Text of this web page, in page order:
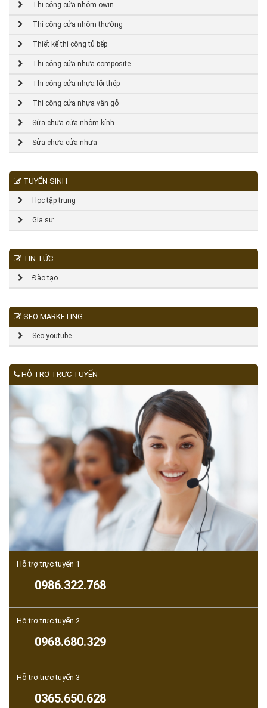
Thi công cửa nhôm owin
Thi công cửa nhôm thường
Thiết kế thi công tủ bếp
Thi công cửa nhựa composite
Thi công cửa nhựa lõi thép
Thi công cửa nhựa vân gỗ
Sửa chữa cửa nhôm kính
Sửa chữa cửa nhựa
TUYỂN SINH
Học tập trung
Gia sư
TIN TỨC
Đào tạo
SEO MARKETING
Seo youtube
HỖ TRỢ TRỰC TUYẾN
Hỗ trợ trực tuyến 1
0986.322.768
Hỗ trợ trực tuyến 2
0968.680.329
Hỗ trợ trực tuyến 3
0365.650.628